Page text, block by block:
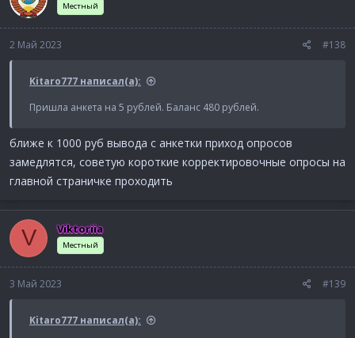
Местный
2 Май 2023 #138
Kitaro777 написал(а):
Пришла анкета на 5 рублей. Баланс 480 рублей.
ближе к 1000 руб вывода с анкетки приход опросов
замедлятся, советую короткие корректировочные опросы на
главной страничке проходить
V Viktoriia
Местный
3 Май 2023 #139
Kitaro777 написал(а):